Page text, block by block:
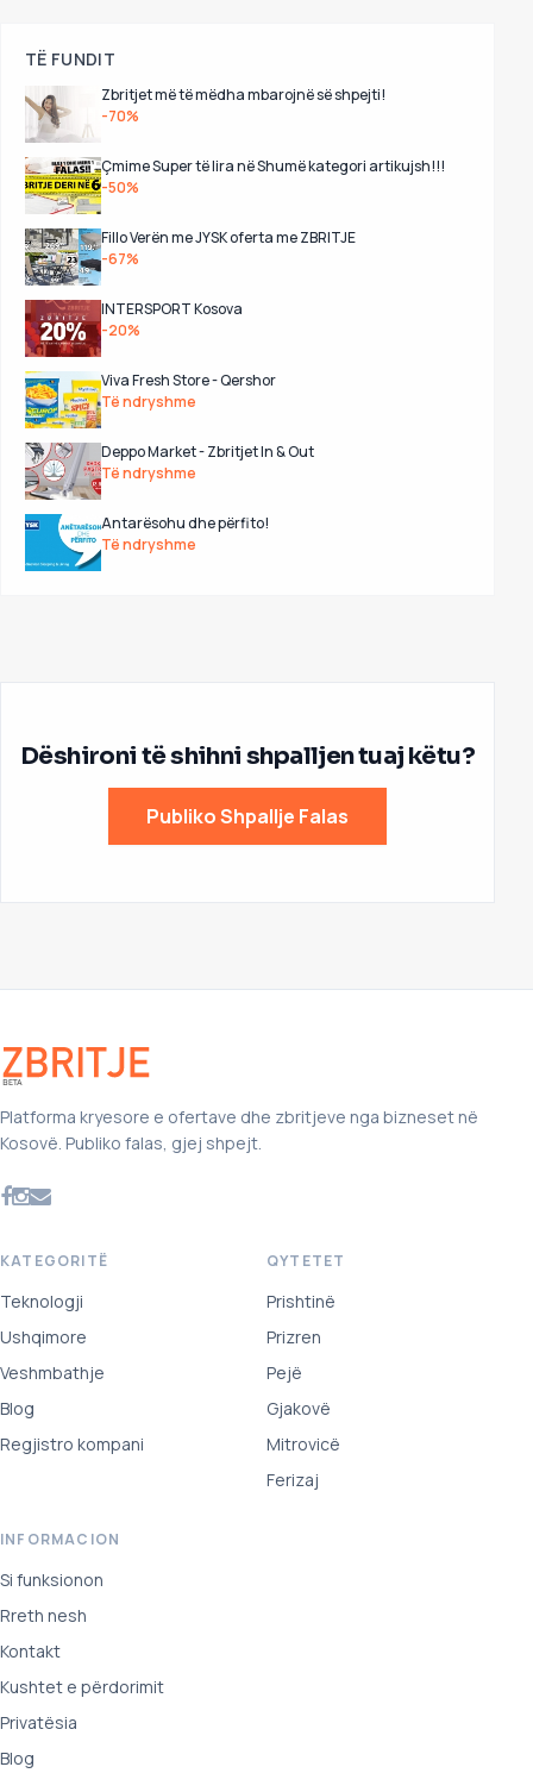
TË FUNDIT
Zbritjet më të mëdha mbarojnë së shpejti!
-70%
Çmime Super të lira në Shumë kategori artikujsh!!!
-50%
Fillo Verën me JYSK oferta me ZBRITJE
-67%
INTERSPORT Kosova
-20%
Viva Fresh Store - Qershor
Të ndryshme
Deppo Market - Zbritjet In & Out
Të ndryshme
Antarësohu dhe përfito!
Të ndryshme
Dëshironi të shihni shpalljen tuaj këtu?
Publiko Shpallje Falas
Platforma kryesore e ofertave dhe zbritjeve nga bizneset në
Kosovë. Publiko falas, gjej shpejt.
KATEGORITË
Teknologji
Ushqimore
Veshmbathje
Blog
Regjistro kompani
QYTETET
Prishtinë
Prizren
Pejë
Gjakovë
Mitrovicë
Ferizaj
INFORMACION
Si funksionon
Rreth nesh
Kontakt
Kushtet e përdorimit
Privatësia
Blog